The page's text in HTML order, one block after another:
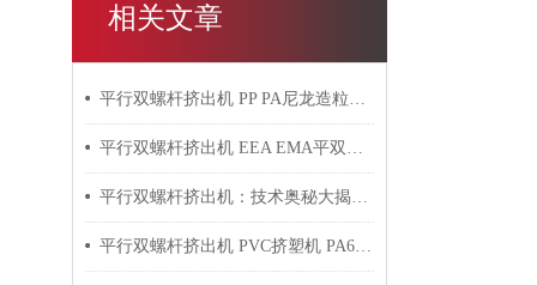
相关文章
平行双螺杆挤出机 PP PA尼龙造粒机技术参数
平行双螺杆挤出机 EEA EMA平双挤出机 双螺杆挤出机技术参数
平行双螺杆挤出机：技术奥秘大揭秘！
平行双螺杆挤出机 PVC挤塑机 PA6+玻纤挤出造粒机技术参数